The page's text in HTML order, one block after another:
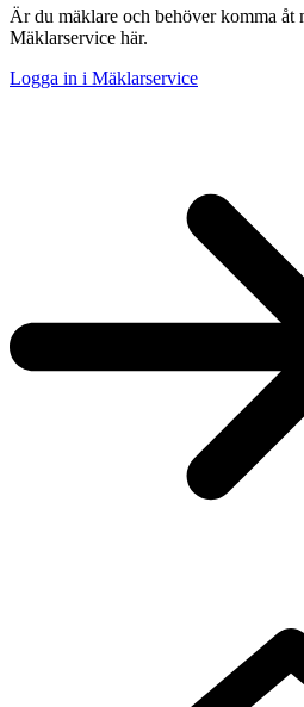
Är du mäklare och behöver komma åt
Mäklarservice här.
Logga in i Mäklarservice